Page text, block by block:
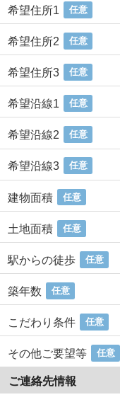
希望住所1 任意
希望住所2 任意
希望住所3 任意
希望沿線1 任意
希望沿線2 任意
希望沿線3 任意
建物面積 任意
土地面積 任意
駅からの徒歩 任意
築年数 任意
こだわり条件 任意
その他ご要望等 任意
ご連絡先情報